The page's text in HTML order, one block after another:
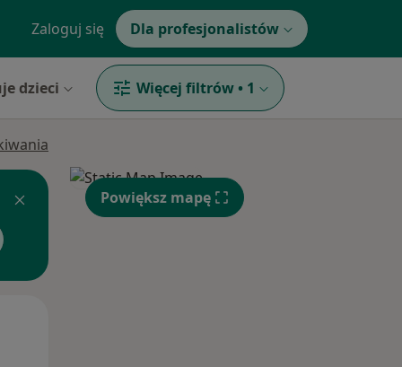
Zaloguj się Dla profesjonalistów
dzieci Więcej filtrów • 1
Powiększ mapę